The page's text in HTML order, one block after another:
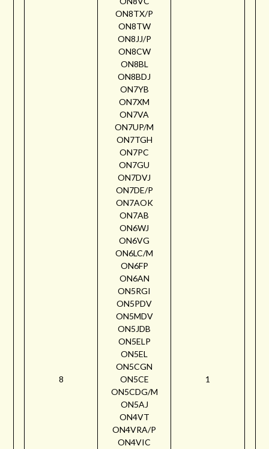
8
ON8TX/P
ON8TW
ON8JJ/P
ON8CW
ON8BL
ON8BDJ
ON7YB
ON7XM
ON7VA
ON7UP/M
ON7TGH
ON7PC
ON7GU
ON7DVJ
ON7DE/P
ON7AOK
ON7AB
ON6WJ
ON6VG
ON6LC/M
ON6FP
ON6AN
ON5RGI
ON5PDV
ON5MDV
ON5JDB
ON5ELP
ON5EL
ON5CGN
ON5CE
ON5CDG/M
ON5AJ
ON4VT
ON4VRA/P
ON4VIC
1